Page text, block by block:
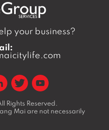
your business?
Rights Reserved.
Mai are not necessarily